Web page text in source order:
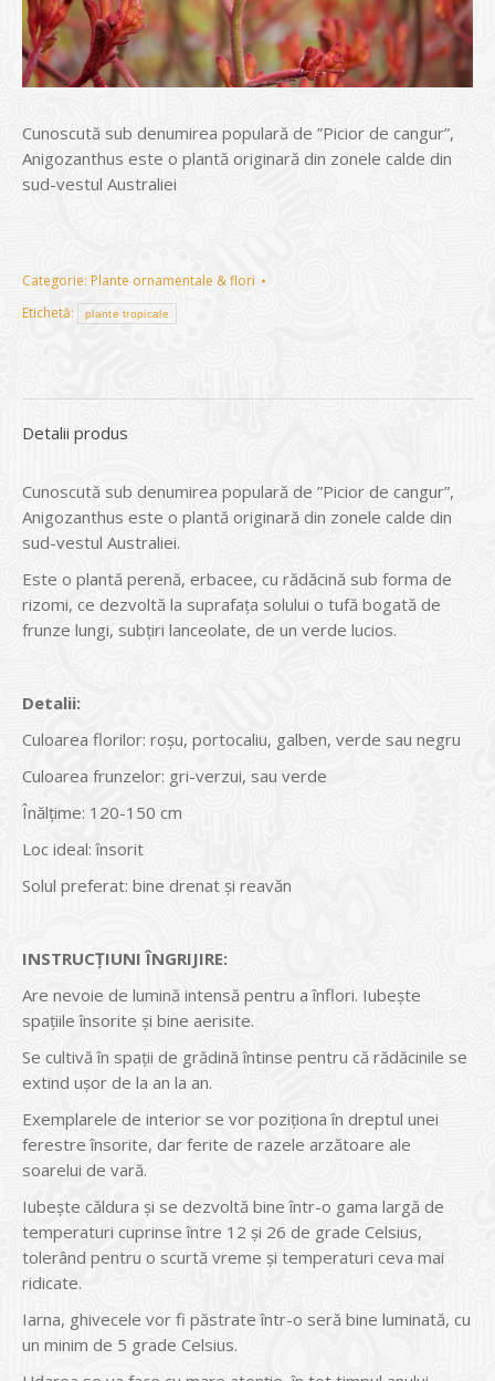
Cunoscută sub denumirea populară de ”Picior de cangur”,
Anigozanthus este o plantă originară din zonele calde din
sud-vestul Australiei
Categorie: Plante ornamentale & flori
Etichetă:
plante tropicale
Detalii produs
Cunoscută sub denumirea populară de ”Picior de cangur”,
Anigozanthus este o plantă originară din zonele calde din
sud-vestul Australiei.
Este o plantă perenă, erbacee, cu rădăcină sub forma de
rizomi, ce dezvoltă la suprafaţa solului o tufă bogată de
frunze lungi, subţiri lanceolate, de un verde lucios.
Detalii:
Culoarea florilor: roșu, portocaliu, galben, verde sau negru
Culoarea frunzelor: gri-verzui, sau verde
Înălțime: 120-150 cm
Loc ideal: însorit
Solul preferat: bine drenat şi reavăn
INSTRUCŢIUNI ÎNGRIJIRE:
Are nevoie de lumină intensă pentru a înflori. Iubeşte
spaţiile însorite şi bine aerisite.
Se cultivă în spaţii de grădină întinse pentru că rădăcinile se
extind uşor de la an la an.
Exemplarele de interior se vor poziţiona în dreptul unei
ferestre însorite, dar ferite de razele arzătoare ale
soarelui de vară.
Iubeşte căldura şi se dezvoltă bine într-o gama largă de
temperaturi cuprinse între 12 şi 26 de grade Celsius,
tolerând pentru o scurtă vreme şi temperaturi ceva mai
ridicate.
Iarna, ghivecele vor fi păstrate într-o seră bine luminată, cu
un minim de 5 grade Celsius.